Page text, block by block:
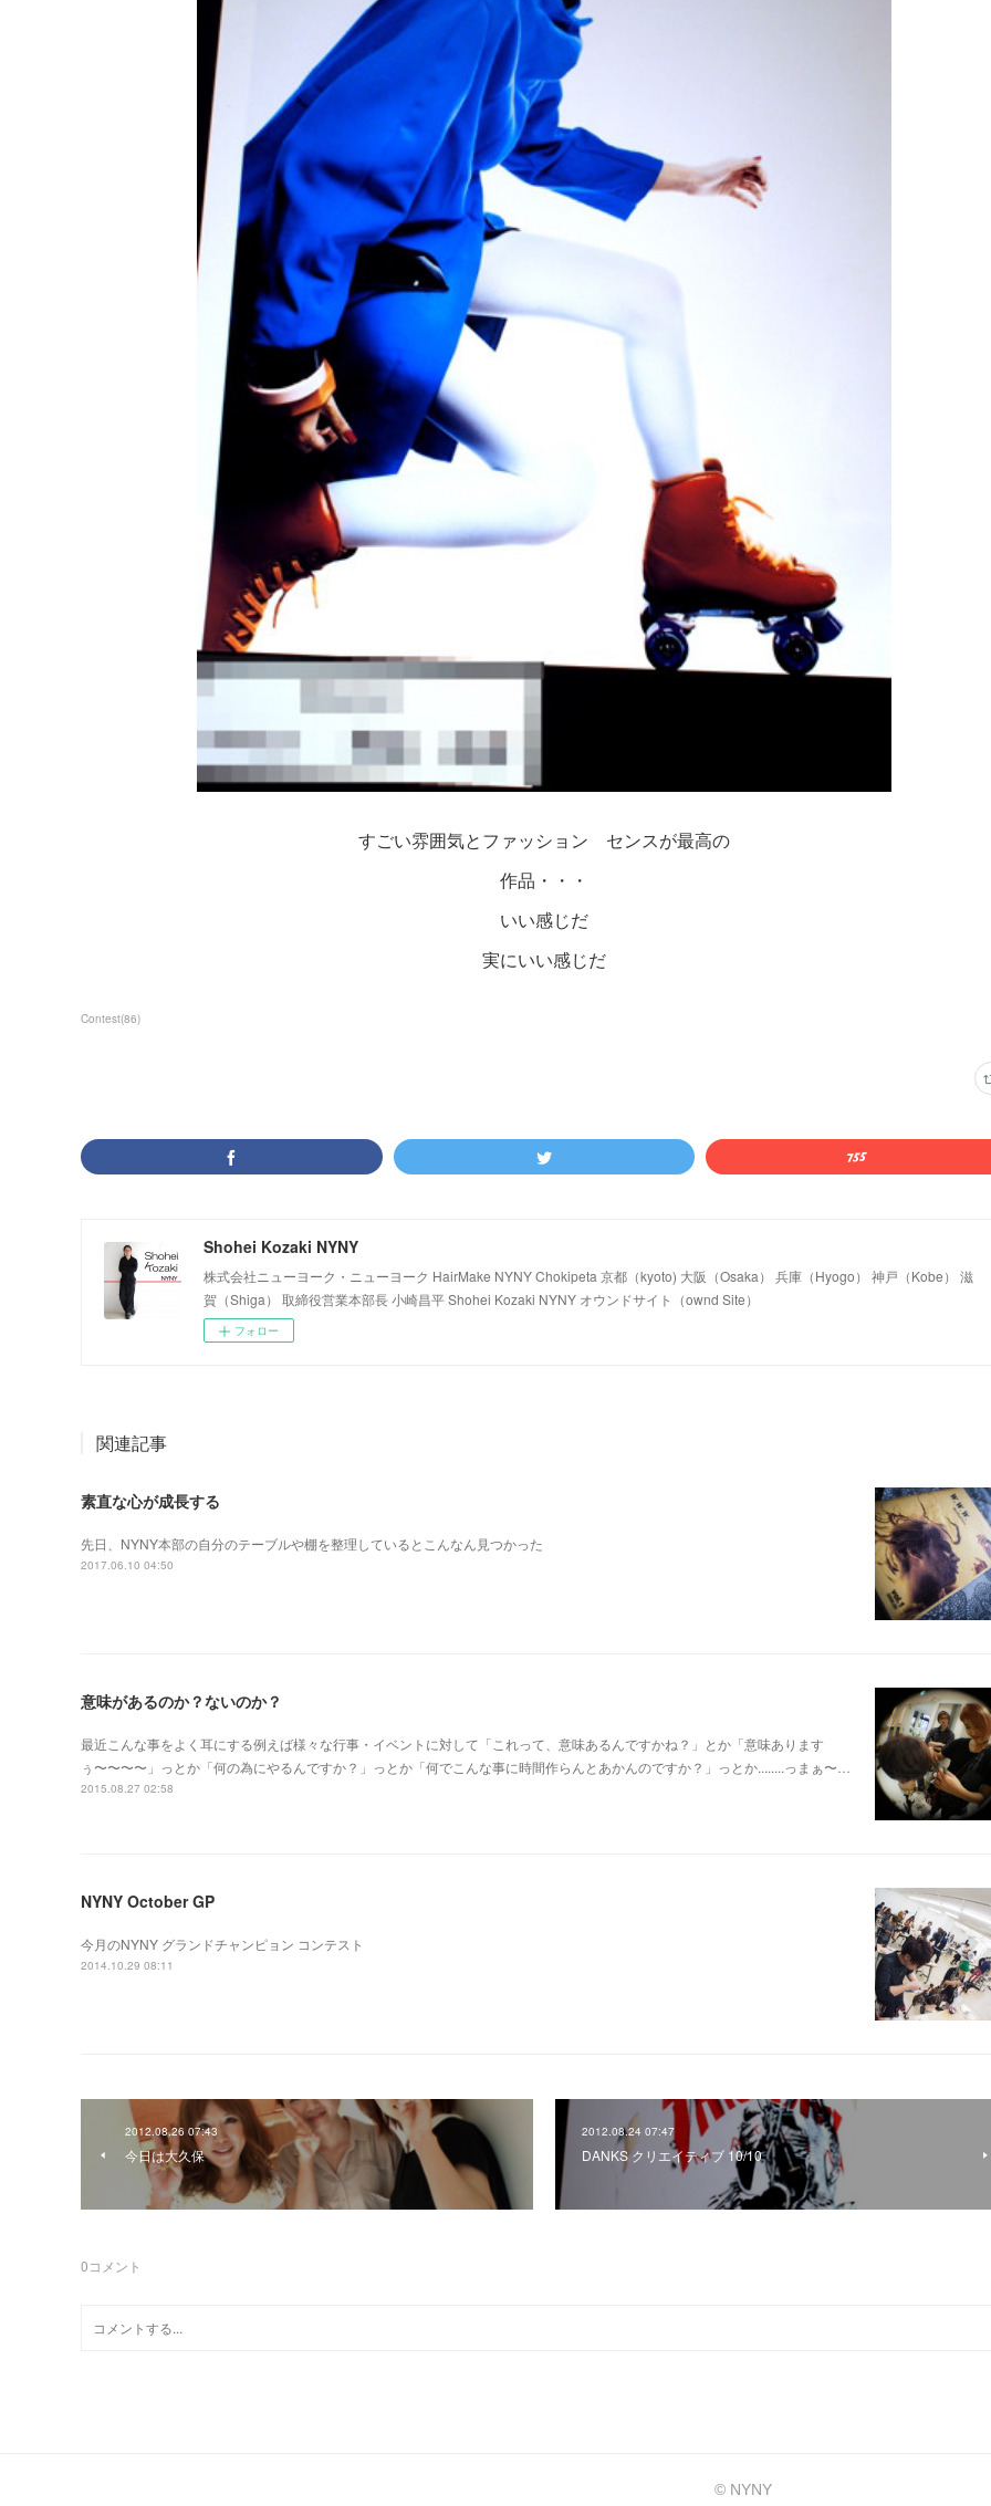
すごい雰囲気とファッション センスが最高の
作品・・・
いい感じだ
実にいい感じだ
Contest(86)
Shohei Kozaki NYNY
株式会社ニューヨーク・ニューヨーク HairMake NYNY Chokipeta 京都（kyoto) 大阪（Osaka） 兵庫（Hyogo） 神戸（Kobe） 滋
賀（Shiga） 取締役営業本部長 小崎昌平 Shohei Kozaki NYNY オウンドサイト（ownd Site）
フォロー
関連記事
素直な心が成長する
先日、NYNY本部の自分のテーブルや棚を整理しているとこんなん見つかった
2017.06.10 04:50
意味があるのか？ないのか？
最近こんな事をよく耳にする例えば様々な行事・イベントに対して「これって、意味あるんですかね？」とか「意味あります
ぅ〜〜〜〜」っとか「何の為にやるんですか？」っとか「何でこんな事に時間作らんとあかんのですか？」っとか........っまぁ〜…
2015.08.27 02:58
NYNY October GP
今月のNYNY グランドチャンピョン コンテスト
2014.10.29 08:11
2012.08.26 07:43
今日は大久保
2012.08.24 07:47
DANKS クリエイティブ 10/10
0コメント
© NYNY